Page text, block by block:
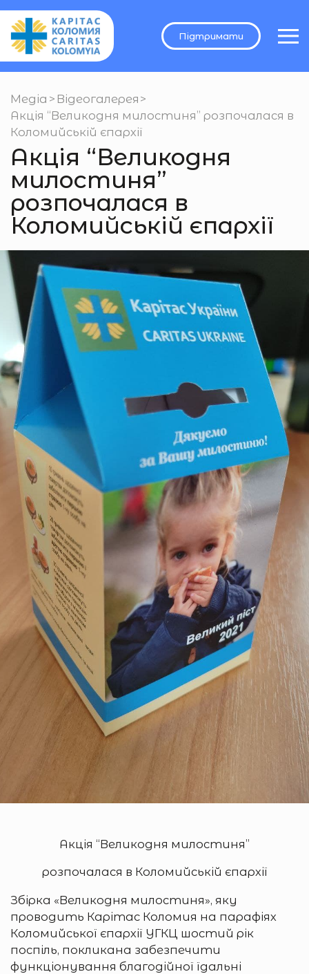
Підтримати
Медіа > Відеогалерея >
Акція “Великодня милостиня” розпочалася в
Коломийській єпархії
Акція “Великодня
милостиня”
розпочалася в
Коломийській єпархії
Акція “Великодня милостиня”
розпочалася в Коломийській єпархії
Збірка «Великодня милостиня», яку
проводить Карітас Коломия на парафіях
Коломийської єпархії УГКЦ шостий рік
поспіль, покликана забезпечити
функціонування благодійної їдальні